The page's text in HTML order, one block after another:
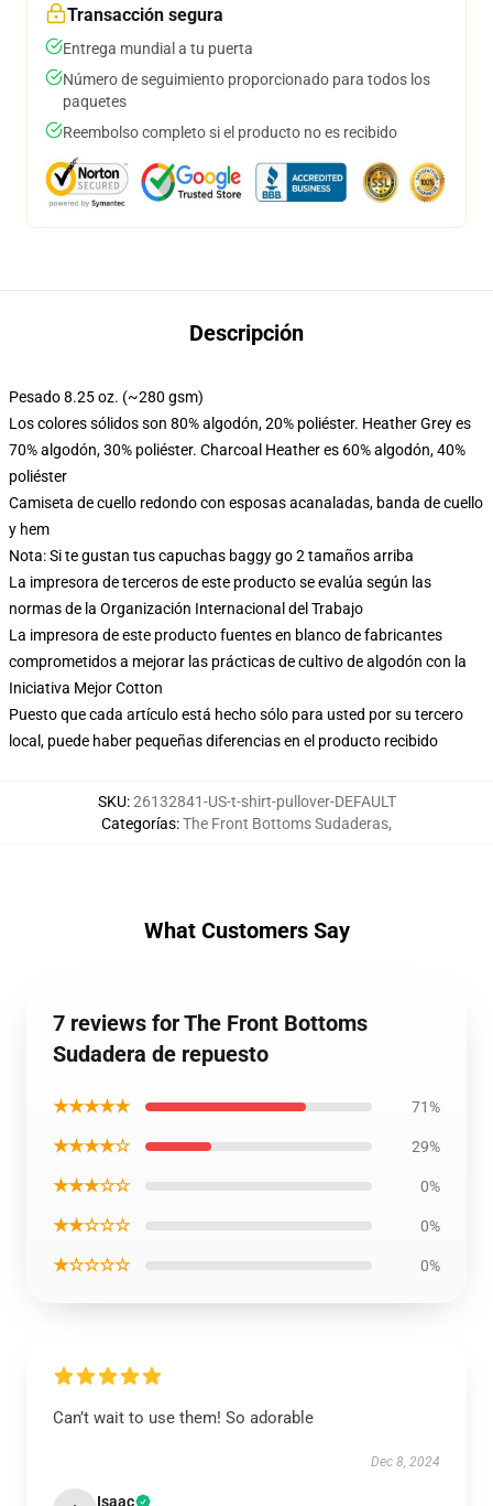
Transacción segura
Entrega mundial a tu puerta
Número de seguimiento proporcionado para todos los
paquetes
Reembolso completo si el producto no es recibido
Descripción
Pesado 8.25 oz. (~280 gsm)
Los colores sólidos son 80% algodón, 20% poliéster. Heather Grey es
70% algodón, 30% poliéster. Charcoal Heather es 60% algodón, 40%
poliéster
Camiseta de cuello redondo con esposas acanaladas, banda de cuello
y hem
Nota: Si te gustan tus capuchas baggy go 2 tamaños arriba
La impresora de terceros de este producto se evalúa según las
normas de la Organización Internacional del Trabajo
La impresora de este producto fuentes en blanco de fabricantes
comprometidos a mejorar las prácticas de cultivo de algodón con la
Iniciativa Mejor Cotton
Puesto que cada artículo está hecho sólo para usted por su tercero
local, puede haber pequeñas diferencias en el producto recibido
SKU:26132841-US-t-shirt-pullover-DEFAULT
Categorías:The Front Bottoms Sudaderas,
What Customers Say
7 reviews for The Front Bottoms
Sudadera de repuesto
★★★★★ 71%
★★★★☆ 29%
★★★☆☆ 0%
★★☆☆☆ 0%
★☆☆☆☆ 0%
Can’t wait to use them! So adorable
Dec 8, 2024
Isaac